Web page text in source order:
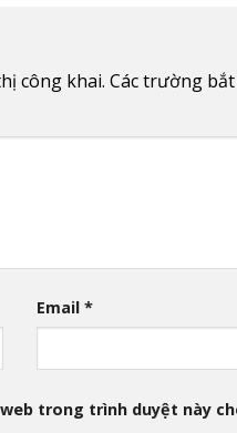
công khai. Các trường
Email *
trong trình duyệt này